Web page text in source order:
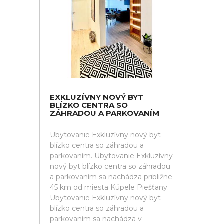
EXKLUZÍVNY NOVÝ BYT
BLÍZKO CENTRA SO
ZÁHRADOU A PARKOVANÍM
Ubytovanie Exkluzívny nový byt
blízko centra so záhradou a
parkovaním. Ubytovanie Exkluzívny
nový byt blízko centra so záhradou
a parkovaním sa nachádza približne
45 km od miesta Kúpele Piešťany.
Ubytovanie Exkluzívny nový byt
blízko centra so záhradou a
parkovaním sa nachádza v